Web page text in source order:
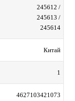
245612 /
245613 /
245614
Китай
1
4627103421073